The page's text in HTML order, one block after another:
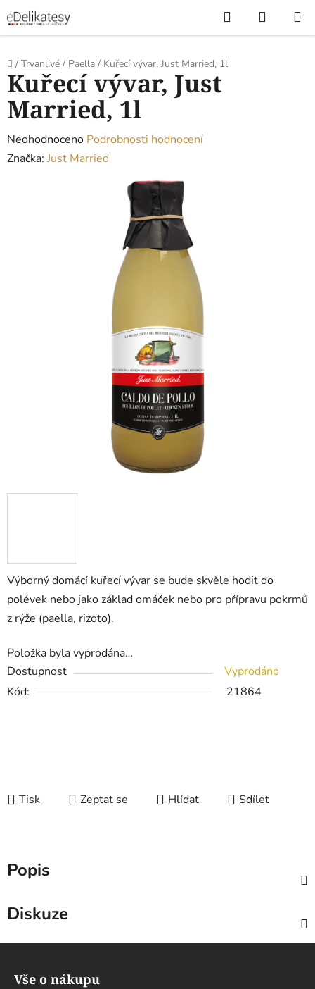
na
obsah
Hledat
KOŠÍK
Domů
/ Trvanlivé / Paella / Kuřecí vývar, Just Married, 1l
Výborný domácí kuřecí vývar se bude skvěle hodit do
polévek nebo jako základ omáček nebo pro přípravu pokrmů
z rýže (paella, rizoto).
Položka byla vyprodána…
Dostupnost
Vyprodáno
Kód:
21864
Tisk Zeptat se Hlídat Sdílet
Kuřecí vývar, Just
Married, 1l
Průměrné
hodnocení
Neohodnoceno Podrobnosti hodnocení
Značka: Just Married
Popis
Diskuze
Vše o nákupu